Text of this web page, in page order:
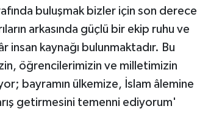
buluşmak bizler için son derece
arkasında güçlü bir ekip ruhu ve
kaynağı bulunmaktadır. Bu
öğrencilerimizin ve milletimizin
bayramın ülkemize, İslam âlemine
getirmesini temenni ediyorum'